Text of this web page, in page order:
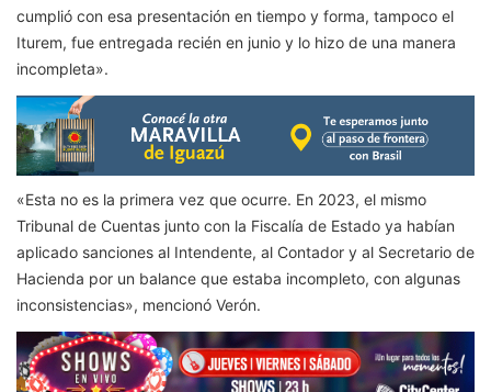
cumplió con esa presentación en tiempo y forma, tampoco el
Iturem, fue entregada recién en junio y lo hizo de una manera
incompleta».
«Esta no es la primera vez que ocurre. En 2023, el mismo
Tribunal de Cuentas junto con la Fiscalía de Estado ya habían
aplicado sanciones al Intendente, al Contador y al Secretario de
Hacienda por un balance que estaba incompleto, con algunas
inconsistencias», mencionó Verón.